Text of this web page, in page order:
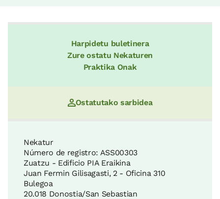
Harpidetu buletinera
Zure ostatu Nekaturen
Praktika Onak
Ostatutako sarbidea
Nekatur
Número de registro: ASS00303
Zuatzu - Edificio PIA Eraikina
Juan Fermin Gilisagasti, 2 - Oficina 310
Bulegoa
20.018 Donostia/San Sebastian